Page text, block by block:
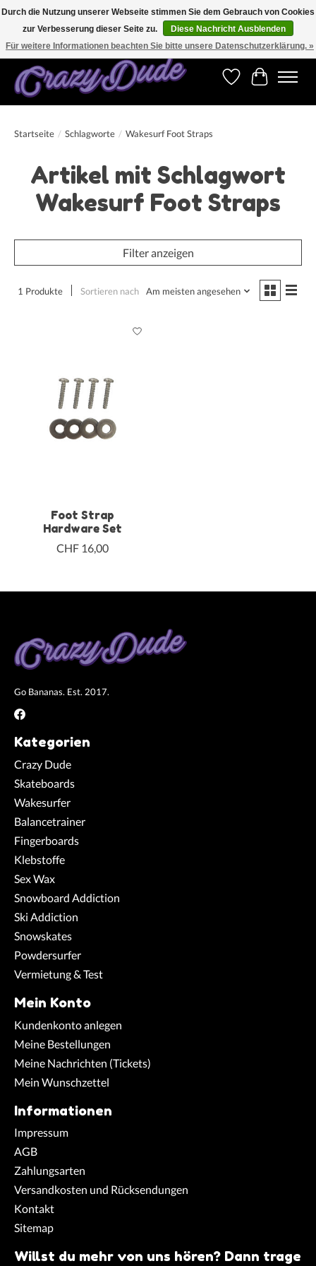
Versandkostenfrei bestellen ab CHF 200.00 in der Schweiz und ab EUR 250.00 in den
meisten Ländern weltweit.
Wunschzettel
Ihr
Startseite / Schlagworte / Wakesurf Foot Straps
Artikel mit Schlagwort
Wakesurf Foot Straps
Filter anzeigen
1 Produkte Sortieren nach Am meisten angesehen
Foot Strap
Hardware Set
CHF 16,00
Go Bananas. Est. 2017.
Kategorien
Crazy Dude
Skateboards
Wakesurfer
Balancetrainer
Fingerboards
Klebstoffe
Sex Wax
Snowboard Addiction
Ski Addiction
Snowskates
Powdersurfer
Vermietung & Test
Mein Konto
Kundenkonto anlegen
Meine Bestellungen
Meine Nachrichten (Tickets)
Mein Wunschzettel
Informationen
Impressum
AGB
Zahlungsarten
Versandkosten und Rücksendungen
Kontakt
Sitemap
Willst du mehr von uns hören? Dann trage
Durch die Nutzung unserer Webseite stimmen Sie dem Gebrauch von Cookies
zur Verbesserung dieser Seite zu.
Diese Nachricht Ausblenden
Für weitere Informationen beachten Sie bitte unsere Datenschutzerklärung. »